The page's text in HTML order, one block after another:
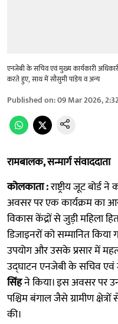
एनजेबी के सचिव एवं मुख्य कार्यकारी
करते हुए, साथ में सौसुमी पांडेय व अन्य
Published on:09 Mar 2026,
रामबालक, सन्मार्ग संवाददाता
कोलकाता :राष्ट्रीय जूट बोर्ड
अवसर पर एक कार्यक्रम का
विकास केंद्रों से जुड़ी महिला
डिजाइनरों को सम्मानित
उपयोग और उसके प्रसार में
उद्घाटन एनजेबी के सचिव एवं
सिंहने किया। इस अवसर पर
पश्चिम बंगाल जैसे ग्रामीण
की।